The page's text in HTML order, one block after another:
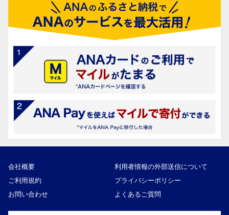
会社概要
利用者情報の外部送信について
ご利用規約
プライバシーポリシー
お問い合わせ
よくあるご質問